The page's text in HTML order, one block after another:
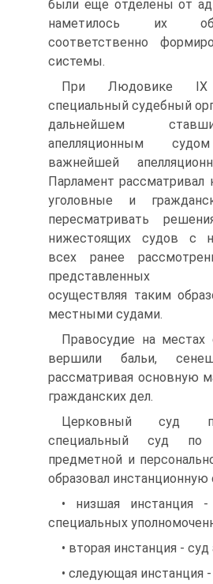
были еще отделены от
наметилось их
соответственно
системы.
При Людовике
специальный судебный
дальнейшем
апелляционным
важнейшей
Парламент рассматривал
уголовные и
пересматривать
нижестоящих судов с
всех ранее
представленных
осуществляя таким
местными судами.
Правосудие на местах
вершили бальи,
рассматривая основную
гражданских дел.
Церковный суд
специальный суд по
предметной и
образовал инстанционную
• низшая инстанция
специальных
• вторая инстанция -
• следующая инстанция